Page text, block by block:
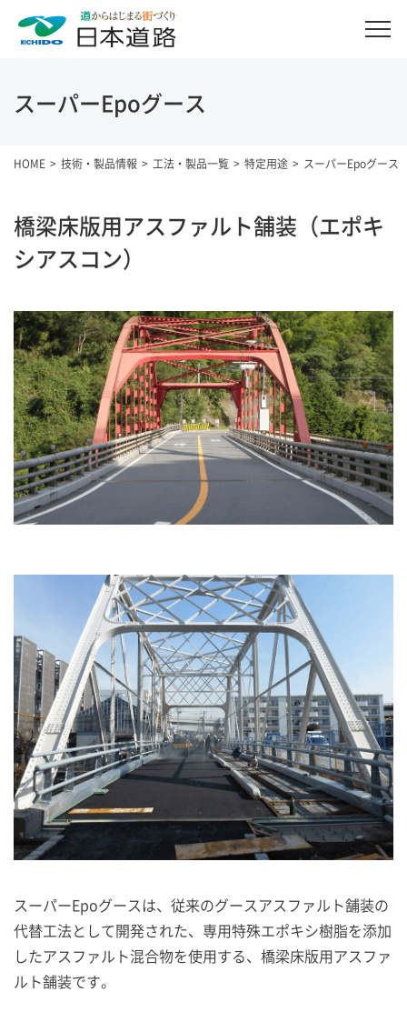
スーパーEpoグース
HOME 技術・製品情報 工法・製品一覧 特定用途 スーパーEpoグース
橋梁床版用アスファルト舗装（エポキ
シアスコン）
スーパーEpoグースは、従来のグースアスファルト舗装の
代替工法として開発された、専用特殊エポキシ樹脂を添加
したアスファルト混合物を使用する、橋梁床版用アスファ
ルト舗装です。